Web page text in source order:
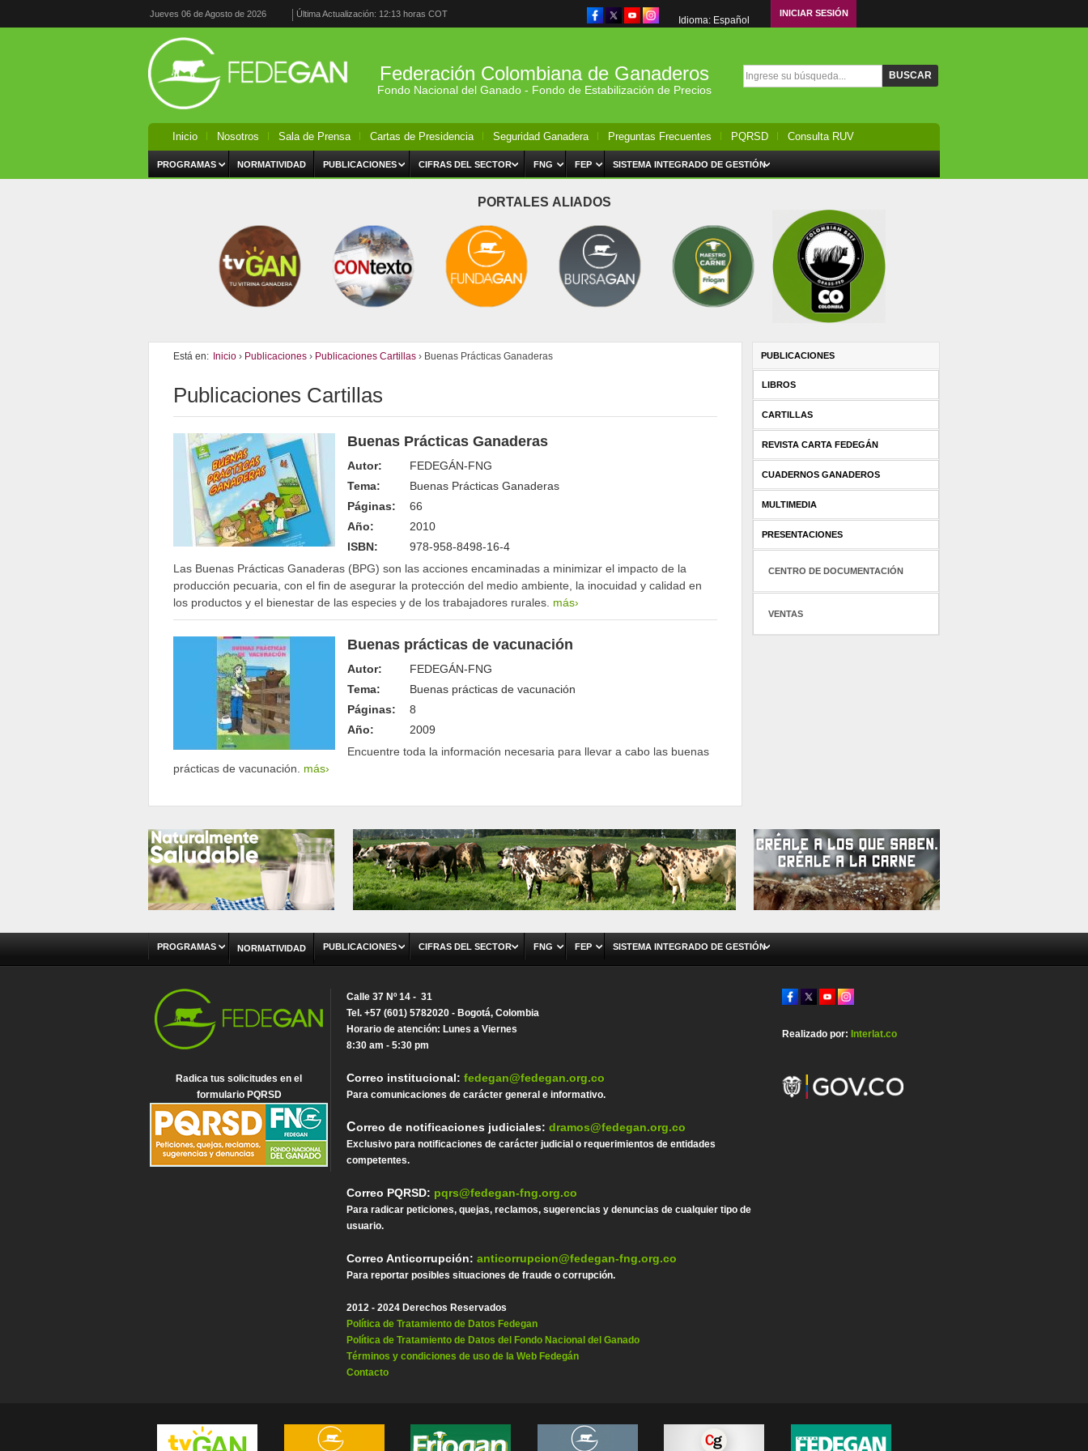
Jueves 06 de Agosto de 2026 Última Actualización: 12:13 horas COT
Idioma: Español
INICIAR SESIÓN
Federación Colombiana de Ganaderos Formulario de búsqueda
Buscar
Fondo Nacional del Ganado - Fondo de Estabilización de Precios
Inicio Nosotros Sala de Prensa Cartas de Presidencia Seguridad Ganadera Preguntas Frecuentes PQRSD Consulta RUV
PROGRAMAS NORMATIVIDAD PUBLICACIONES CIFRAS DEL SECTOR FNG FEP SISTEMA INTEGRADO DE GESTIÓN
PORTALES ALIADOS
Está en: Inicio › Publicaciones › Publicaciones Cartillas › Buenas Prácticas Ganaderas
Publicaciones Cartillas
Buenas Prácticas Ganaderas
Autor:
FEDEGÁN-FNG
Tema:
Buenas Prácticas Ganaderas
Páginas:
66
Año:
2010
ISBN:
978-958-8498-16-4
Las Buenas Prácticas Ganaderas (BPG) son las acciones encaminadas a minimizar el impacto de la
producción pecuaria, con el fin de asegurar la protección del medio ambiente, la inocuidad y calidad en
los productos y el bienestar de las especies y de los trabajadores rurales. más›
Buenas prácticas de vacunación
Autor:
FEDEGÁN-FNG
Tema:
Buenas prácticas de vacunación
Páginas:
8
Año:
2009
Encuentre toda la información necesaria para llevar a cabo las buenas
prácticas de vacunación. más›
PUBLICACIONES
LIBROS
CARTILLAS
REVISTA CARTA FEDEGÁN
CUADERNOS GANADEROS
MULTIMEDIA
PRESENTACIONES
CENTRO DE DOCUMENTACIÓN
VENTAS
PROGRAMAS NORMATIVIDAD PUBLICACIONES CIFRAS DEL SECTOR FNG FEP SISTEMA INTEGRADO DE GESTIÓN
Radica tus solicitudes en el
formulario PQRSD
Calle 37 Nº 14 - 31
Tel. +57 (601) 5782020 - Bogotá, Colombia
Horario de atención: Lunes a Viernes
8:30 am - 5:30 pm
Correo institucional:fedegan@fedegan.org.co
Para comunicaciones de carácter general e informativo.
Correo de notificaciones judiciales:dramos@fedegan.org.co
Exclusivo para notificaciones de carácter judicial o requerimientos de entidades
competentes.
Correo PQRSD: pqrs@fedegan-fng.org.co
Para radicar peticiones, quejas, reclamos, sugerencias y denuncias de cualquier tipo de
usuario.
Correo Anticorrupción:anticorrupcion@fedegan-fng.org.co
Para reportar posibles situaciones de fraude o corrupción.
2012 - 2024 Derechos Reservados
Política de Tratamiento de Datos Fedegan
Política de Tratamiento de Datos del Fondo Nacional del Ganado
Términos y condiciones de uso de la Web Fedegán
Contacto
Realizado por: Interlat.co